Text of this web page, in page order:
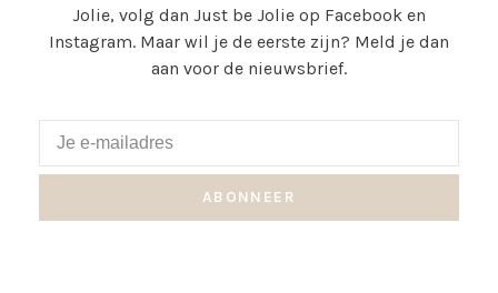
Jolie, volg dan Just be Jolie op Facebook en
Instagram. Maar wil je de eerste zijn? Meld je dan
aan voor de nieuwsbrief.
ABONNEER